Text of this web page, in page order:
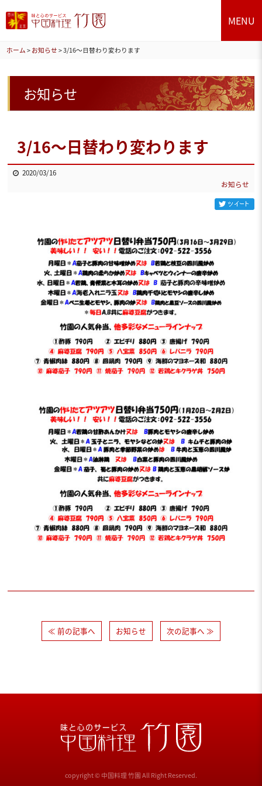
MENU
ホーム > お知らせ >3/16～日替わり変わります
お知らせ
3/16～日替わり変わります
2020/03/16
お知らせ
≪ 前の記事へ お知らせ 次の記事へ ≫
copyright © 中国料理 竹園 All Right Reserved.